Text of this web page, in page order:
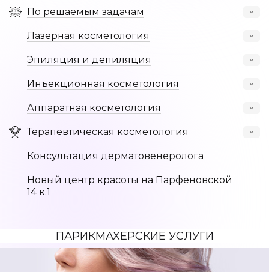
О нас Акции
По решаемым задачам
Лазерная косметология
Эпиляция и депиляция
Инъекционная косметология
Аппаратная косметология
Терапевтическая косметология
Консультация дерматовенеролога
Новый центр красоты на Парфеновской
14 к.1
ПАРИКМАХЕРСКИЕ УСЛУГИ